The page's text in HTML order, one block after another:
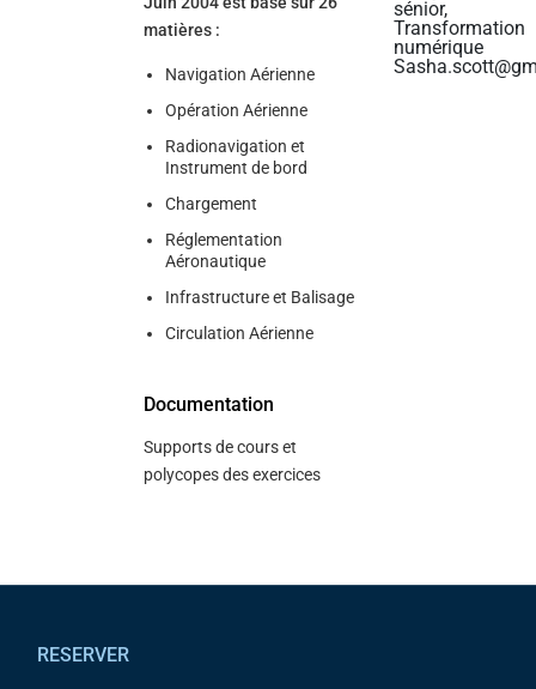
matières :
Navigation Aérienne
Opération Aérienne
Radionavigation et
Instrument de bord
Chargement
Réglementation
Aéronautique
Infrastructure et Balisage
Circulation Aérienne
Documentation
Supports de cours et
polycopes des exercices
sénior,
Transformation
numérique
RESERVER